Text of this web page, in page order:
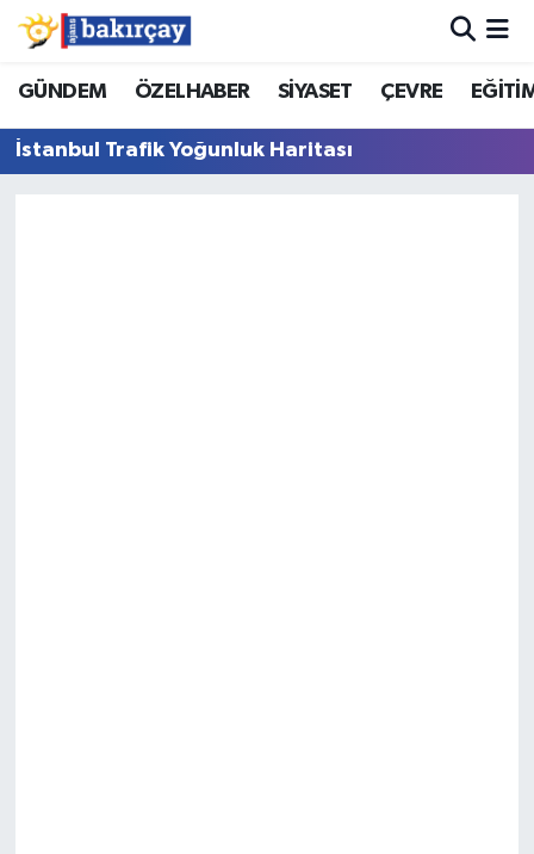
GÜNDEM ÖZELHABER SİYASET ÇEVRE
İstanbul Trafik Yoğunluk Haritası
İzmir Nöbetçi Eczaneler
İzmir Hava Durumu